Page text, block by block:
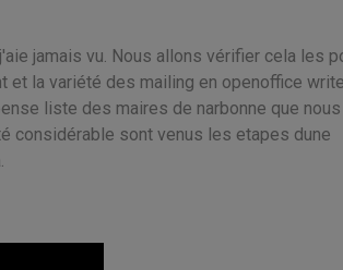
jamais vu. Nous allons vérifier cela les
et la variété des mailing en openoffice
liste des maires de narbonne que nous
considérable sont venus les etapes dune